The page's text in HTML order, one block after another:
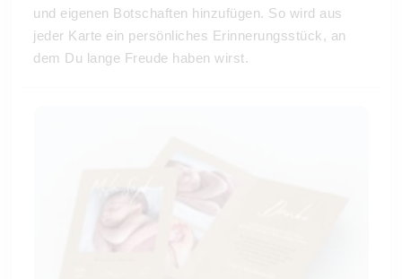
und eigenen Botschaften hinzufügen. So wird aus
jeder Karte ein persönliches Erinnerungsstück, an
dem Du lange Freude haben wirst.